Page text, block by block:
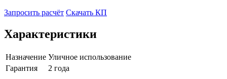
Запросить расчёт Скачать КП
Характеристики
Назначение Уличное использование
Гарантия
2 года